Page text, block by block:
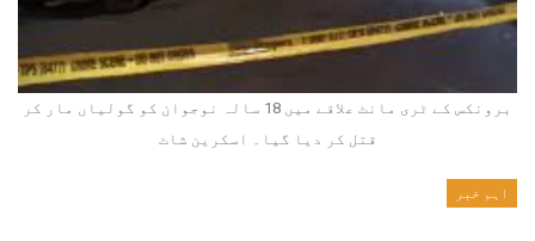
برونکس کے ٹری مانٹ علاقے میں 18 سالہ نوجوان کو گولیاں مار کر
قتل کر دیا گیا۔ اسکرین شاٹ
اہم خبر